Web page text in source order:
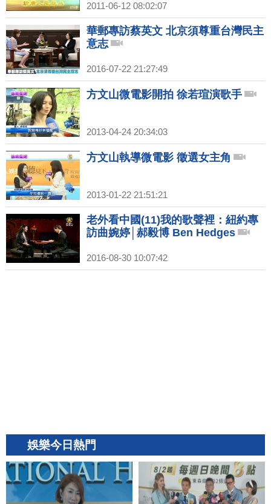
2011-06-12 08:02:07
華郵專訪蔡英文 北京須尊重台灣民主
意志
2016-07-22 21:27:49
方文山微電影開拍 徐若瑄演歌手
2013-04-24 20:34:03
方文山執導微電影 徵選女主角
2013-01-22 21:51:21
老外看中國(11)我的歌聲裡：紐約專
訪曲婉婷│郝毅博 Ben Hedges
2016-08-30 10:07:42
娛樂今日熱門